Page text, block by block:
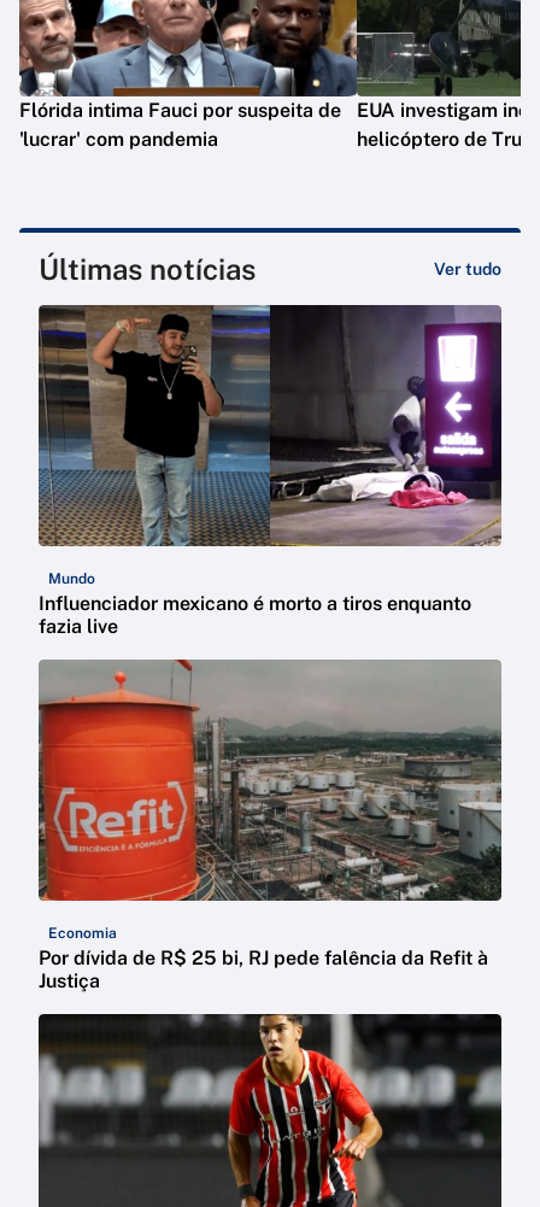
Flórida intima Fauci por suspeita de
'lucrar' com pandemia
EUA investigam
helicóptero de
Últimas notícias Ver tudo
Mundo
Influenciador mexicano é morto a tiros enquanto
fazia live
Economia
Por dívida de R$ 25 bi, RJ pede falência da Refit à
Justiça